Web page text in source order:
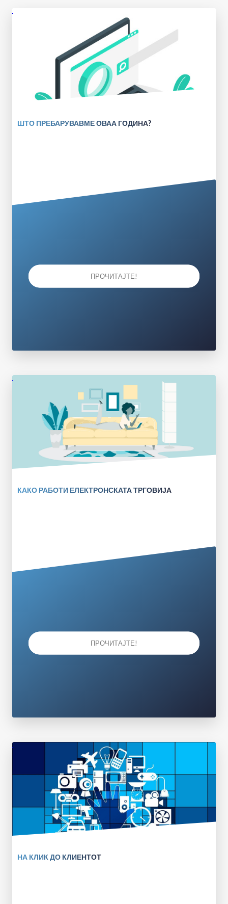
ШТО ПРЕБАРУВАВМЕ ОВАА ГОДИНА?
ПРОЧИТАЈТЕ!
КАКО РАБОТИ ЕЛЕКТРОНСКАТА ТРГОВИЈА
ПРОЧИТАЈТЕ!
НА КЛИК ДО КЛИЕНТОТ